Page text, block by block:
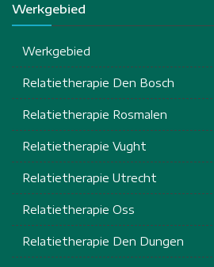
Werkgebied
Werkgebied
Relatietherapie Den Bosch
Relatietherapie Rosmalen
Relatietherapie Vught
Relatietherapie Utrecht
Relatietherapie Oss
Relatietherapie Den Dungen